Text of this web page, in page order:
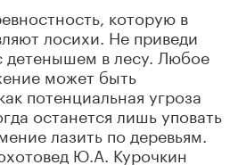
которую в
лосихи. Не приведи
детенышем в лесу. Любое
может быть
потенциальная угроза
останется лишь уповать
лазить по деревьям.
Ю.А. Курочкин